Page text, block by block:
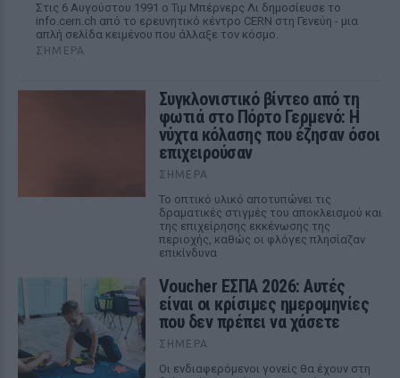
Στις 6 Αυγούστου 1991 ο Τιμ Μπέρνερς Λι δημοσίευσε το
info.cern.ch από το ερευνητικό κέντρο CERN στη Γενεύη - μια
απλή σελίδα κειμένου που άλλαξε τον κόσμο.
ΣΉΜΕΡΑ
Συγκλονιστικό βίντεο από τη
φωτιά στο Πόρτο Γερμενό: Η
νύχτα κόλασης που έζησαν όσοι
επιχειρούσαν
ΣΉΜΕΡΑ
Το οπτικό υλικό αποτυπώνει τις
δραματικές στιγμές του αποκλεισμού και
της επιχείρησης εκκένωσης της
περιοχής, καθώς οι φλόγες πλησίαζαν
επικίνδυνα
Voucher ΕΣΠΑ 2026: Αυτές
είναι οι κρίσιμες ημερομηνίες
που δεν πρέπει να χάσετε
ΣΉΜΕΡΑ
Οι ενδιαφερόμενοι γονείς θα έχουν στη